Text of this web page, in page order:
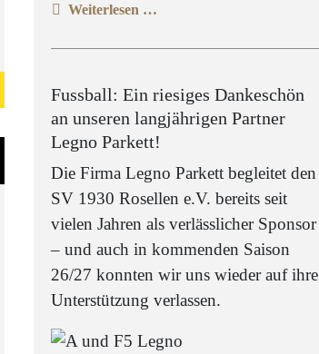
Weiterlesen …
Fussball: Ein riesiges Dankeschön
an unseren langjährigen Partner
Legno Parkett!
Die Firma Legno Parkett begleitet den
SV 1930 Rosellen e.V. bereits seit
vielen Jahren als verlässlicher Sponsor
– und auch in kommenden Saison
26/27 konnten wir uns wieder auf ihre
Unterstützung verlassen.